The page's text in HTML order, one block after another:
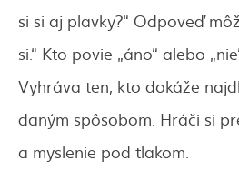
si si aj plavky?“ Odpoveď
si.“ Kto povie „áno“ alebo
Vyhráva ten, kto dokáže
daným spôsobom. Hráči si
a myslenie pod tlakom.